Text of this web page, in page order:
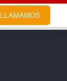
LLAMAMOS